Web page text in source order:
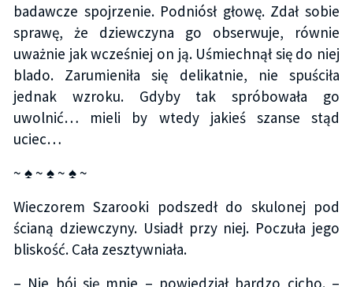
badawcze spojrzenie. Podniósł głowę. Zdał sobie
sprawę, że dziewczyna go obserwuje, równie
uważnie jak wcześniej on ją. Uśmiechnął się do niej
blado. Zarumieniła się delikatnie, nie spuściła
jednak wzroku. Gdyby tak spróbowała go
uwolnić… mieli by wtedy jakieś szanse stąd
uciec…
~ ♠ ~ ♠ ~ ♠ ~
Wieczorem Szarooki podszedł do skulonej pod
ścianą dziewczyny. Usiadł przy niej. Poczuła jego
bliskość. Cała zesztywniała.